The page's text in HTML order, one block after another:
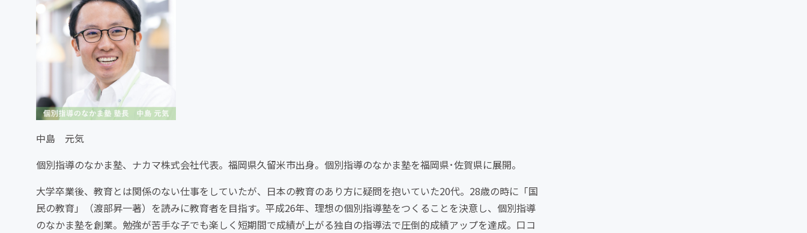
中島 元気
個別指導のなかま塾、ナカマ株式会社代表。福岡県久留米市出身。個別指導のなかま塾を福岡県･佐賀県に展開。
大学卒業後、教育とは関係のない仕事をしていたが、日本の教育のあり方に疑問を抱いていた20代。28歳の時に「国
民の教育」（渡部昇一著）を読みに教育者を目指す。平成26年、理想の個別指導塾をつくることを決意し、個別指導
のなかま塾を創業。勉強が苦手な子でも楽しく短期間で成績が上がる独自の指導法で圧倒的成績アップを達成。口コ